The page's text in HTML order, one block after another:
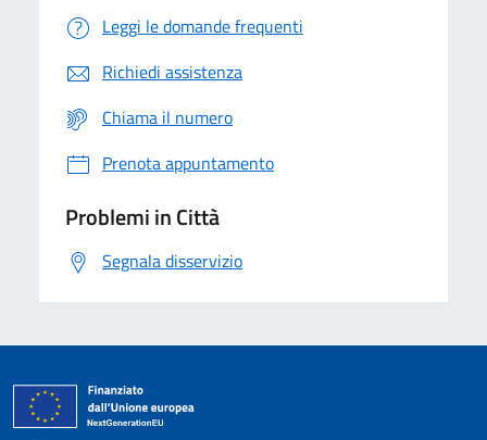
Leggi le domande frequenti
Richiedi assistenza
Chiama il numero
Prenota appuntamento
Problemi in Città
Segnala disservizio